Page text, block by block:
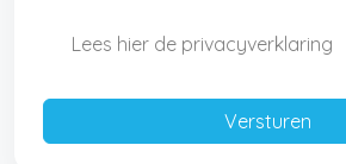
Lees hier de privacyverklaring